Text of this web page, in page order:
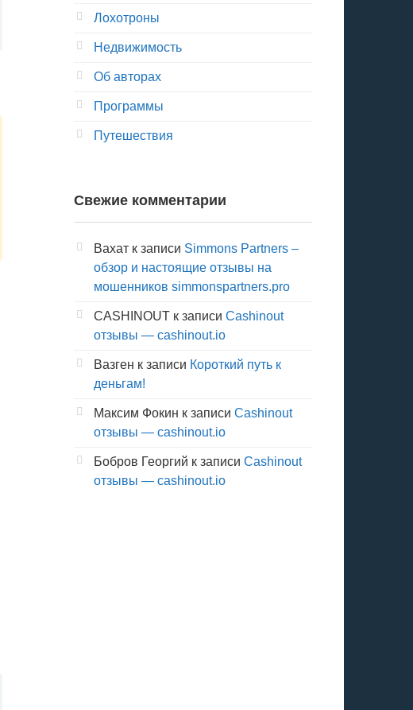
Лохотроны
Недвижимость
Об авторах
Программы
Путешествия
Свежие комментарии
Вахат к записи Simmons Partners –
обзор и настоящие отзывы на
мошенников simmonspartners.pro
CASHINOUT к записи Cashinout
отзывы — cashinout.io
Вазген к записи Короткий путь к
деньгам!
Максим Фокин к записи Cashinout
отзывы — cashinout.io
Бобров Георгий к записи Cashinout
отзывы — cashinout.io